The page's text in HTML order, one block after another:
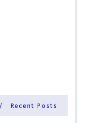
Recent Posts